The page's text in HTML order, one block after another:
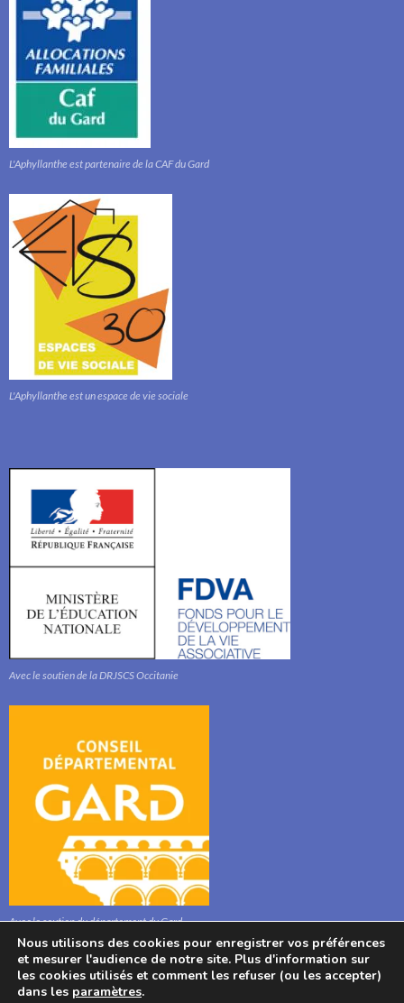
L'Aphyllanthe est partenaire de la CAF du Gard
L'Aphyllanthe est un espace de vie sociale
Avec le soutien de la DRJSCS Occitanie
Avec le soutien du département du Gard
Nous utilisons des cookies pour enregistrer vos préférences
et mesurer l'audience de notre site. Plus d'information sur
les cookies utilisés et comment les refuser (ou les accepter)
dans les paramètres.